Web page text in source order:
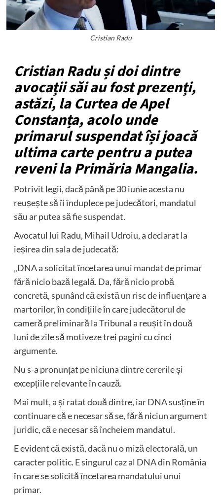
Cristian Radu
Cristian Radu și doi dintre
avocații săi au fost prezenți,
astăzi, la Curtea de Apel
Constanța, acolo unde
primarul suspendat își joacă
ultima carte pentru a putea
reveni la Primăria Mangalia.
Potrivit legii, dacă până pe 30 iunie acesta nu
reușește să îi înduplece pe judecători, mandatul
său ar putea să fie suspendat.
Avocatul lui Radu, Mihail Udroiu, a declarat la
ieșirea din sala de judecată:
„DNA a solicitat încetarea unui mandat de primar
fără nicio bază legală. Da, fără nicio probă
concretă, spunând că există un risc de influențare a
martorilor, în condițiile în care judecătorul de
cameră preliminară la Tribunal a reușit în două
luni de zile să motiveze trei pagini cu cinci
argumente.
Nu s-a pronunțat pe niciuna dintre cererile și
excepțiile relevante în cauză.
Mai mult, a și ratat două dintre, iar DNA susține în
continuare că e necesar să se, fără niciun argument
juridic, că e necesar să încheiem mandatul.
E evident că există, dacă nu o miză electorală, un
caracter politic. E singurul caz al DNA din România
în care se solicită încetarea mandatului unui
primar.